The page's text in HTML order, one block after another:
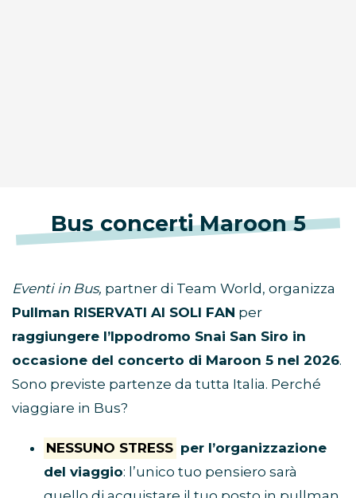
Bus concerti Maroon 5
Eventi in Bus, partner di Team World, organizza
Pullman RISERVATI AI SOLI FAN per
raggiungere l’Ippodromo Snai San Siro in
occasione del concerto di Maroon 5 nel 2026.
Sono previste partenze da tutta Italia. Perché
viaggiare in Bus?
NESSUNO STRESS per l’organizzazione
del viaggio: l’unico tuo pensiero sarà